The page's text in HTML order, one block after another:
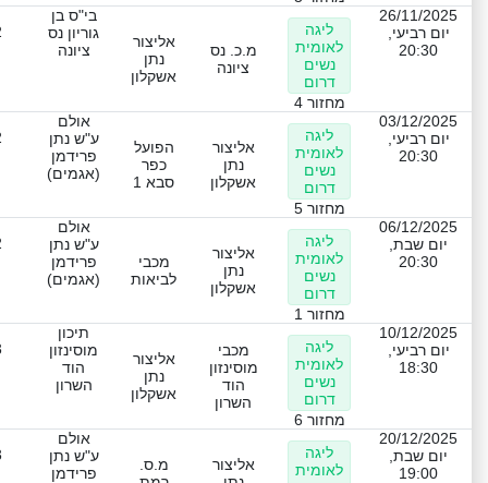
26/11/2025
יום רביעי,
20:30
ליגה
לאומית
נשים
דרום
מחזור 4
מ.כ. נס
ציונה
אליצור
נתן
אשקלון
בי"ס בן
גוריון נס
ציונה
03/12/2025
יום רביעי,
20:30
ליגה
לאומית
נשים
דרום
מחזור 5
אליצור
נתן
אשקלון
הפועל
כפר
סבא 1
אולם
ע"ש נתן
פרידמן
(אגמים)
06/12/2025
יום שבת,
20:30
ליגה
לאומית
נשים
דרום
מחזור 1
אליצור
נתן
אשקלון
מכבי
לביאות
אולם
ע"ש נתן
פרידמן
(אגמים)
10/12/2025
יום רביעי,
18:30
ליגה
לאומית
נשים
דרום
מחזור 6
מכבי
מוסינזון
הוד
השרון
אליצור
נתן
אשקלון
תיכון
מוסינזון
הוד
השרון
20/12/2025
יום שבת,
19:00
ליגה
לאומית
אליצור
מ.ס.
אולם
ע"ש נתן
פרידמן